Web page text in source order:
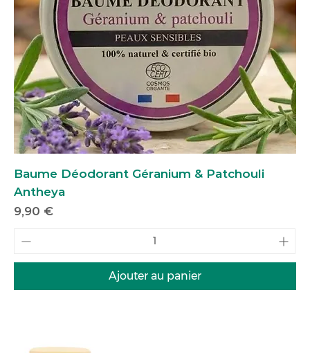
Baume Déodorant Géranium & Patchouli
Antheya
Prix
9,90 €
Ajouter au panier